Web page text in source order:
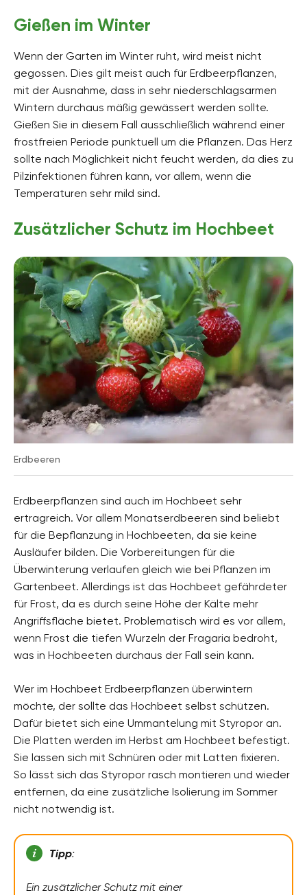
Gießen im Winter
Wenn der Garten im Winter ruht, wird meist nicht
gegossen. Dies gilt meist auch für Erdbeerpflanzen,
mit der Ausnahme, dass in sehr niederschlagsarmen
Wintern durchaus mäßig gewässert werden sollte.
Gießen Sie in diesem Fall ausschließlich während einer
frostfreien Periode punktuell um die Pflanzen. Das Herz
sollte nach Möglichkeit nicht feucht werden, da dies zu
Pilzinfektionen führen kann, vor allem, wenn die
Temperaturen sehr mild sind.
Zusätzlicher Schutz im Hochbeet
Erdbeeren
Erdbeerpflanzen sind auch im Hochbeet sehr
ertragreich. Vor allem Monatserdbeeren sind beliebt
für die Bepflanzung in Hochbeeten, da sie keine
Ausläufer bilden. Die Vorbereitungen für die
Überwinterung verlaufen gleich wie bei Pflanzen im
Gartenbeet. Allerdings ist das Hochbeet gefährdeter
für Frost, da es durch seine Höhe der Kälte mehr
Angriffsfläche bietet. Problematisch wird es vor allem,
wenn Frost die tiefen Wurzeln der Fragaria bedroht,
was in Hochbeeten durchaus der Fall sein kann.
Wer im Hochbeet Erdbeerpflanzen überwintern
möchte, der sollte das Hochbeet selbst schützen.
Dafür bietet sich eine Ummantelung mit Styropor an.
Die Platten werden im Herbst am Hochbeet befestigt.
Sie lassen sich mit Schnüren oder mit Latten fixieren.
So lässt sich das Styropor rasch montieren und wieder
entfernen, da eine zusätzliche Isolierung im Sommer
nicht notwendig ist.
Tipp:
Ein zusätzlicher Schutz mit einer